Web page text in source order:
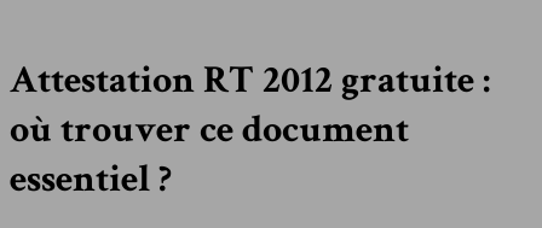
Attestation RT 2012 gratuite :
où trouver ce document
essentiel ?